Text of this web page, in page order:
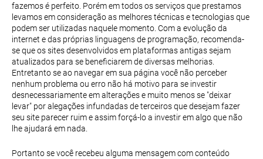
fazemos é perfeito. Porém em todos os serviços que prestamos
levamos em consideração as melhores técnicas e tecnologias que
podem ser utilizadas naquele momento. Com a evolução da
internet e das próprias linguagens de programação, recomenda-
se que os sites desenvolvidos em plataformas antigas sejam
atualizados para se beneficiarem de diversas melhorias.
Entretanto se ao navegar em sua página você não perceber
nenhum problema ou erro não há motivo para se investir
desnecessariamente em alterações e muito menos se "deixar
levar" por alegações infundadas de terceiros que desejam fazer
seu site parecer ruim e assim forçá-lo a investir em algo que não
lhe ajudará em nada.
Portanto se você recebeu alguma mensagem com conteúdo